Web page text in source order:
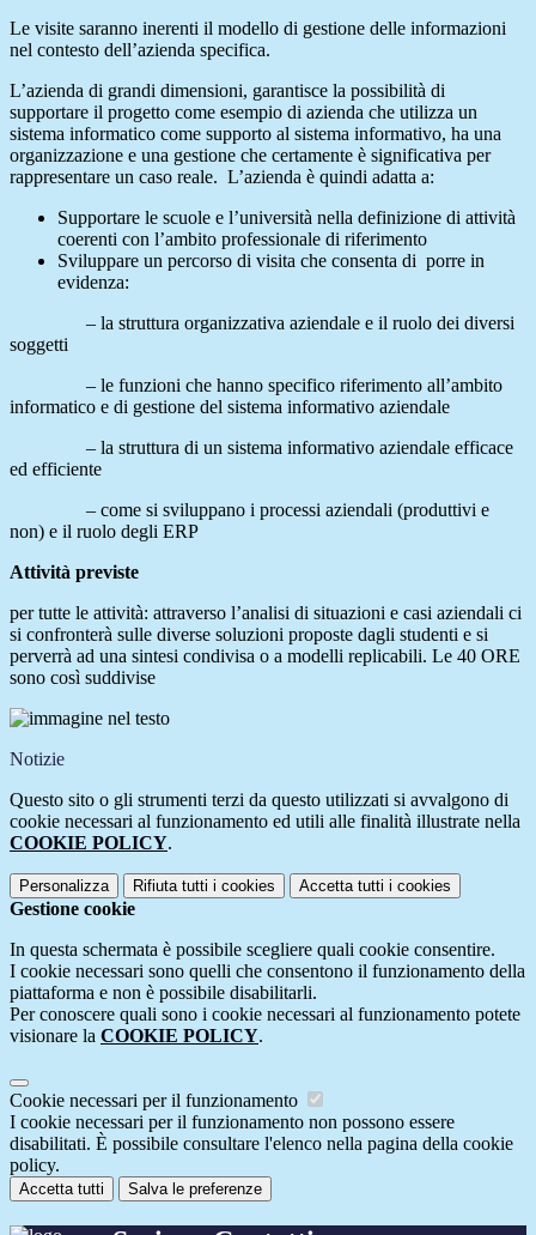
Le visite saranno inerenti il modello di gestione delle informazioni
nel contesto dell’azienda specifica.
L’azienda di grandi dimensioni, garantisce la possibilità di
supportare il progetto come esempio di azienda che utilizza un
sistema informatico come supporto al sistema informativo, ha una
organizzazione e una gestione che certamente è significativa per
rappresentare un caso reale. L’azienda è quindi adatta a:
Supportare le scuole e l’università nella definizione di attività
coerenti con l’ambito professionale di riferimento
Sviluppare un percorso di visita che consenta di porre in
evidenza:
– la struttura organizzativa aziendale e il ruolo dei diversi
soggetti
– le funzioni che hanno specifico riferimento all’ambito
informatico e di gestione del sistema informativo aziendale
– la struttura di un sistema informativo aziendale efficace
ed efficiente
– come si sviluppano i processi aziendali (produttivi e
non) e il ruolo degli ERP
Attività previste
per tutte le attività: attraverso l’analisi di situazioni e casi aziendali ci
si confronterà sulle diverse soluzioni proposte dagli studenti e si
perverrà ad una sintesi condivisa o a modelli replicabili. Le 40 ORE
sono così suddivise
Notizie
Questo sito o gli strumenti terzi da questo utilizzati si avvalgono di
cookie necessari al funzionamento ed utili alle finalità illustrate nella
COOKIE POLICY.
Personalizza Rifiuta tutti i cookies Accetta tutti i cookies
Gestione cookie
In questa schermata è possibile scegliere quali cookie consentire.
I cookie necessari sono quelli che consentono il funzionamento della
piattaforma e non è possibile disabilitarli.
Per conoscere quali sono i cookie necessari al funzionamento potete
visionare la COOKIE POLICY.
Cookie necessari per il funzionamento
I cookie necessari per il funzionamento non possono essere
disabilitati. È possibile consultare l'elenco nella pagina della cookie
policy.
Accetta tutti Salva le preferenze